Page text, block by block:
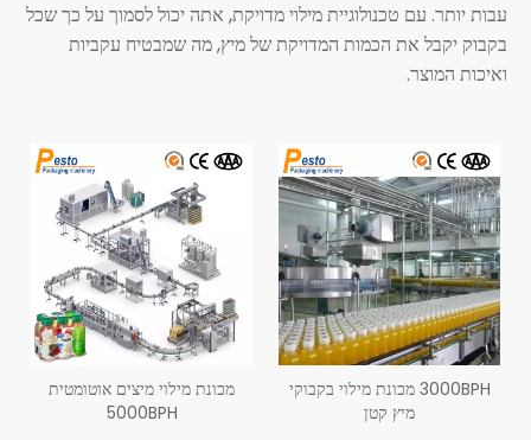
עבות יותר. עם טכנולוגיית מילוי מדויקת, אתה יכול לסמוך על כך שכל
בקבוק יקבל את הכמות המדויקת של מיץ, מה שמבטיח עקביות
ואיכות המוצר.
3000BPH מכונת מילוי בקבוקי
מיץ קטן
מכונת מילוי מיצים אוטומטית
5000BPH